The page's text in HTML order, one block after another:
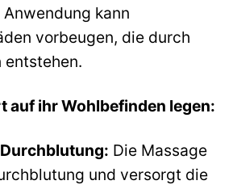
kann
vorbeugen, die durch
entstehen.
auf ihr Wohlbefinden legen:
Die Massage
und versorgt die